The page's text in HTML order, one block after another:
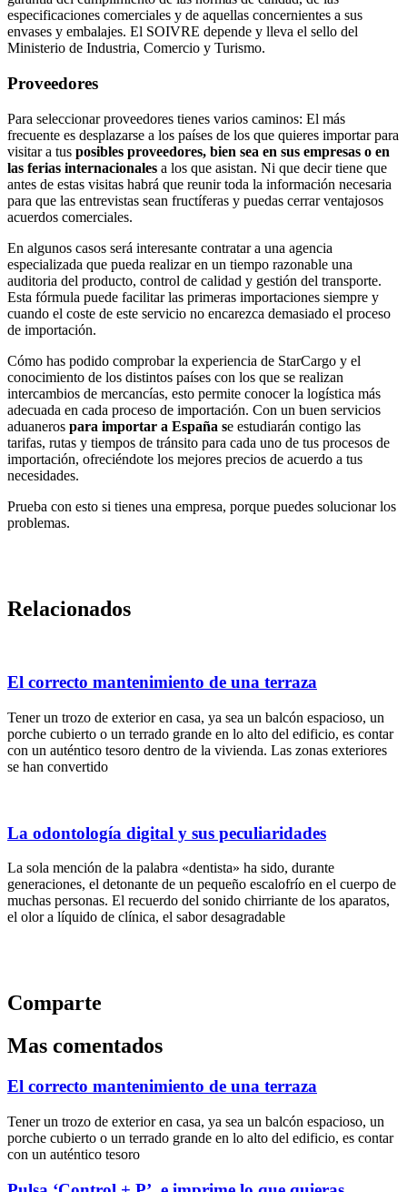
especificaciones comerciales y de aquellas concernientes a sus
envases y embalajes.​ El SOIVRE depende y lleva el sello del
Ministerio de Industria, Comercio y Turismo.
Proveedores
Para seleccionar proveedores tienes varios caminos: El más
frecuente es desplazarse a los países de los que quieres importar para
visitar a tus posibles proveedores, bien sea en sus empresas o en
las ferias internacionales a los que asistan. Ni que decir tiene que
antes de estas visitas habrá que reunir toda la información necesaria
para que las entrevistas sean fructíferas y puedas cerrar ventajosos
acuerdos comerciales.
En algunos casos será interesante contratar a una agencia
especializada que pueda realizar en un tiempo razonable una
auditoria del producto, control de calidad y gestión del transporte.
Esta fórmula puede facilitar las primeras importaciones siempre y
cuando el coste de este servicio no encarezca demasiado el proceso
de importación.
Cómo has podido comprobar la experiencia de StarCargo y el
conocimiento de los distintos países con los que se realizan
intercambios de mercancías, esto permite conocer la logística más
adecuada en cada proceso de importación. Con un buen servicios
aduaneros para importar a España se estudiarán contigo las
tarifas, rutas y tiempos de tránsito para cada uno de tus procesos de
importación, ofreciéndote los mejores precios de acuerdo a tus
necesidades.
Prueba con esto si tienes una empresa, porque puedes solucionar los
problemas.
Relacionados
El correcto mantenimiento de una terraza
Tener un trozo de exterior en casa, ya sea un balcón espacioso, un
porche cubierto o un terrado grande en lo alto del edificio, es contar
con un auténtico tesoro dentro de la vivienda. Las zonas exteriores
se han convertido
La odontología digital y sus peculiaridades
La sola mención de la palabra «dentista» ha sido, durante
generaciones, el detonante de un pequeño escalofrío en el cuerpo de
muchas personas. El recuerdo del sonido chirriante de los aparatos,
el olor a líquido de clínica, el sabor desagradable
Comparte
Mas comentados
El correcto mantenimiento de una terraza
Tener un trozo de exterior en casa, ya sea un balcón espacioso, un
porche cubierto o un terrado grande en lo alto del edificio, es contar
con un auténtico tesoro